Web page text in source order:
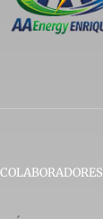
COLABORADORES